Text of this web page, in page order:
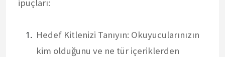
ipuçları:
Hedef Kitlenizi Tanıyın: Okuyucularınızın
kim olduğunu ve ne tür içeriklerden